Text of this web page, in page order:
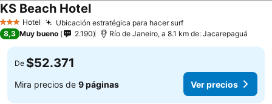
3 Estrellas
Hotel Ubicación estratégica para hacer surfVer precios
KS Beach HotelVer precios
8,3 Muy bueno 2.190 Río de Janeiro, a 8.1 km de: Jacarepaguá
De $52.371
Mira precios de 9 páginas Ver precios